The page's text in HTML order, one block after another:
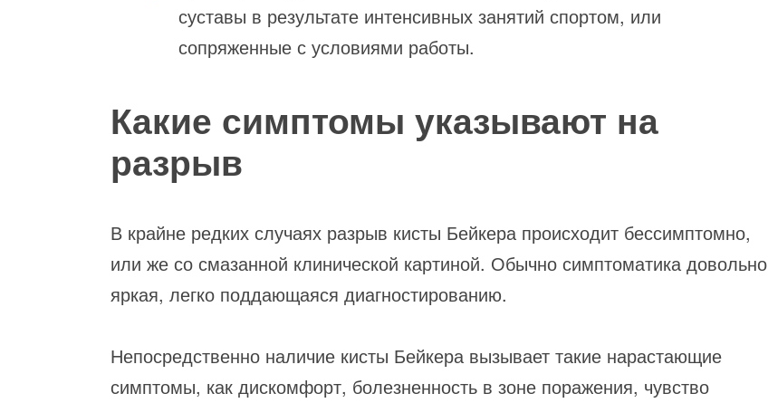
суставы в результате интенсивных занятий спортом, или
сопряженные с условиями работы.
Какие симптомы указывают на
разрыв
В крайне редких случаях разрыв кисты Бейкера происходит бессимптомно,
или же со смазанной клинической картиной. Обычно симптоматика довольно
яркая, легко поддающаяся диагностированию.
Непосредственно наличие кисты Бейкера вызывает такие нарастающие
симптомы, как дискомфорт, болезненность в зоне поражения, чувство